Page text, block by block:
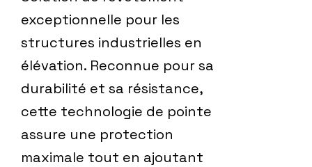
exceptionnelle pour les
structures industrielles en
élévation. Reconnue pour sa
durabilité et sa résistance,
cette technologie de pointe
assure une protection
maximale tout en ajoutant